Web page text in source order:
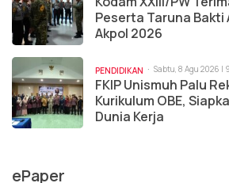
Peserta Taruna Bakti
Akpol 2026
PENDIDIKAN Sabtu, 8 Agu 2026 |
FKIP Unismuh Palu
Kurikulum OBE,
Dunia Kerja
ePaper